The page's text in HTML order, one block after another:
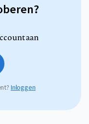
aan
Inloggen